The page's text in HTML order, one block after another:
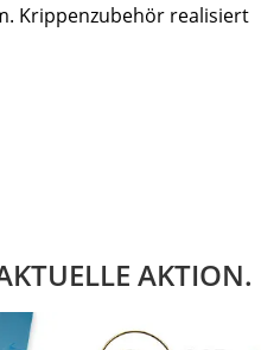
Krippenzubehör realisiert
AKTION.